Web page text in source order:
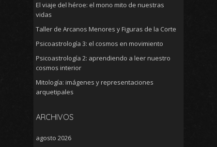
El viaje del héroe: el mono mito de nuestras
vidas
Taller de Arcanos Menores y Figuras de la Corte
Psicoastrología 3: el cosmos en movimiento
Psicoastrología 2: aprendiendo a leer nuestro
cosmos interior
Mitología: imágenes y representaciones
arquetipales
ARCHIVOS
agosto 2026